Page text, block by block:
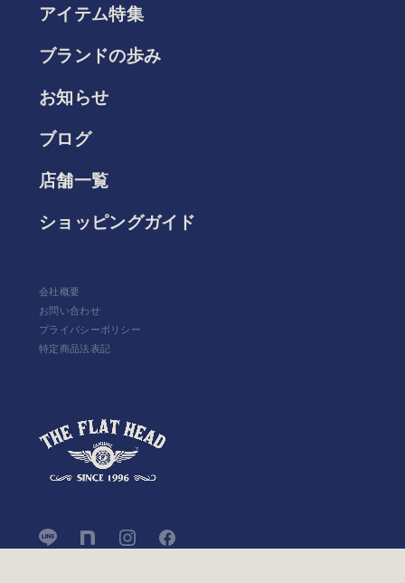
アイテム特集
ブランドの歩み
お知らせ
ブログ
店舗一覧
ショッピングガイド
会社概要
お問い合わせ
プライバシーポリシー
特定商品法表記